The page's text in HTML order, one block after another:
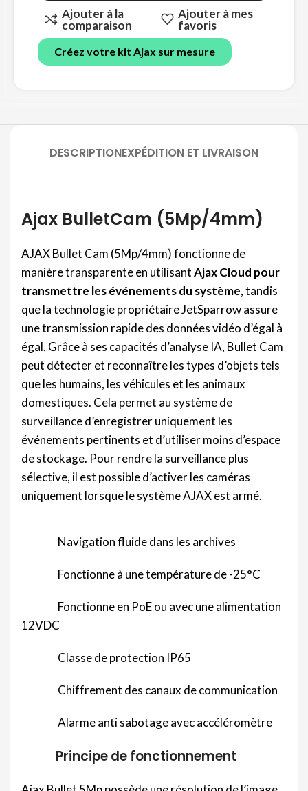
Ajouter à la
comparaison
Ajouter à mes
favoris
Créez votre kit Ajax sur mesure
DESCRIPTIONEXPÉDITION ET LIVRAISON
Ajax BulletCam (5Mp/4mm)
AJAX Bullet Cam (5Mp/4mm) fonctionne de
manière transparente en utilisantAjax Cloud pour
transmettre les événements du système, tandis
que la technologie propriétaire JetSparrow assure
une transmission rapide des données vidéo d’égal à
égal. Grâce à ses capacités d’analyse IA, Bullet Cam
peut détecter et reconnaître les types d’objets tels
que les humains, les véhicules et les animaux
domestiques. Cela permet au système de
surveillance d’enregistrer uniquement les
événements pertinents et d’utiliser moins d’espace
de stockage. Pour rendre la surveillance plus
sélective, il est possible d’activer les caméras
uniquement lorsque le système AJAX est armé.
Navigation fluide dans les archives
Fonctionne à une température de -25°C
Fonctionne en PoE ou avec une alimentation
12VDC
Classe de protection IP65
Chiffrement des canaux de communication
Alarme anti sabotage avec accéléromètre
Principe de fonctionnement